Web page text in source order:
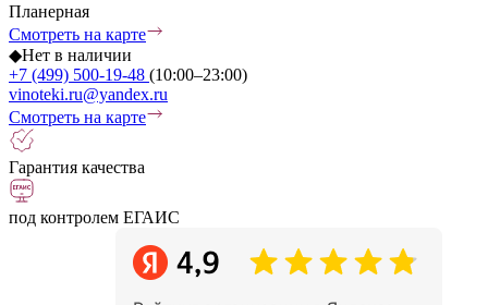
Планерная
Смотреть на карте
◆Нет в наличии
+7 (499) 500-19-48 (10:00–23:00)
vinoteki.ru@yandex.ru
Смотреть на карте
Гарантия качества
под контролем ЕГАИС